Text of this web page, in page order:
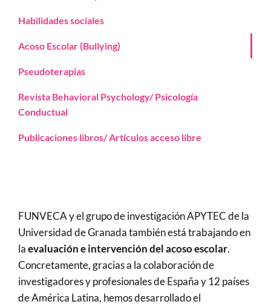
FUNVECA y el grupo de investigación APYTEC de la
Universidad de Granada también está trabajando en
laevaluación e intervención del acoso escolar.
Concretamente, gracias a la colaboración de
investigadores y profesionales de España y 12 países
de América Latina, hemos desarrollado el
Habilidades sociales
Acoso Escolar (Bullying)
Pseudoterapias
Revista Behavioral Psychology/ Psicología
Conductual
Publicaciones libros/ Artículos acceso libre